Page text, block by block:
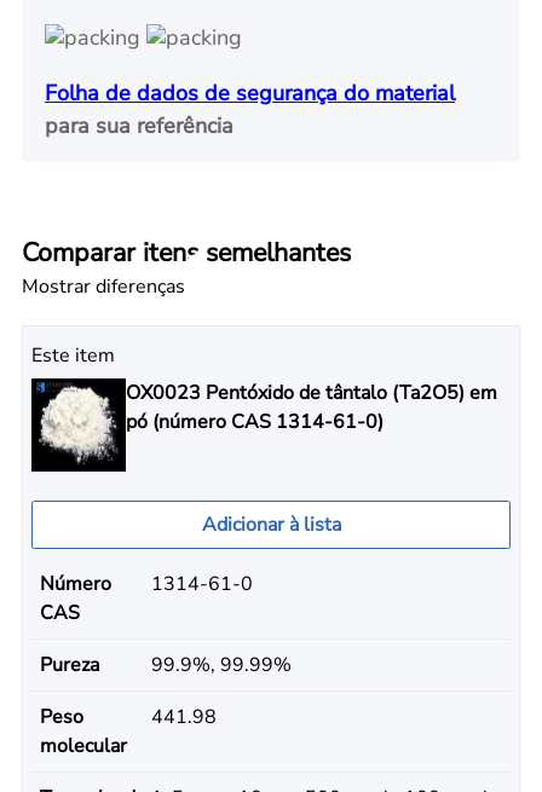
Folha de dados de segurança do material
para sua referência
Comparar itens semelhantes
Mostrar diferenças
Este item
OX0023 Pentóxido de tântalo (Ta2O5) em
pó (número CAS 1314-61-0)
Adicionar à lista
Número
CAS
1314-61-0
Pureza
99.9%, 99.99%
Peso
molecular
441.98